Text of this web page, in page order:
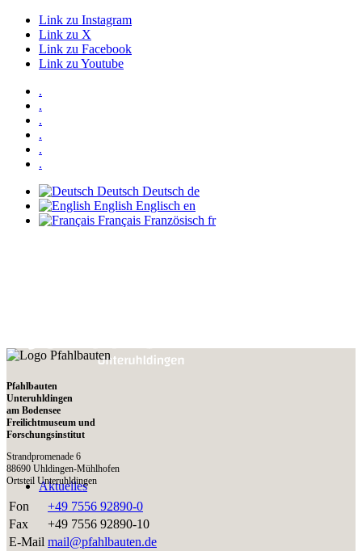
Link zu Instagram
Link zu X
Link zu Facebook
Link zu Youtube
.
.
.
.
.
.
Deutsch Deutsch de
English Englisch en
Français Französisch fr
Aktuelles
Pfahlbauten
Unteruhldingen
am Bodensee
Freilichtmuseum und
Forschungsinstitut
Strandpromenade 6
88690 Uhldingen-Mühlhofen
Ortsteil Unteruhldingen
Fon
+49 7556 92890-0
Fax
+49 7556 92890-10
E-Mail mail@pfahlbauten.de